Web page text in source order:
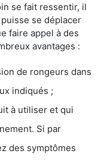
se fait ressentir, il
puisse se déplacer
faire appel à des
avantages :
de rongeurs dans
indiqués ;
à utiliser et qui
Si par
des symptômes